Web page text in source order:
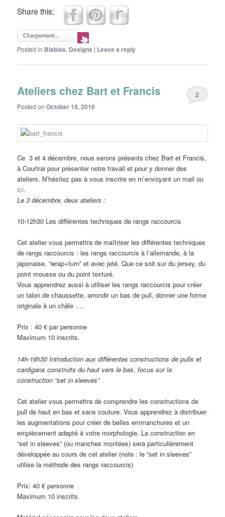
Share this:
Posted in Blablas, Designs | Leave a reply
Ateliers chez Bart et Francis
Posted onOctober 18, 2016
2
Ce 3 et 4 décembre, nous serons présents chez Bart et Francis,
à Courtrai pour présenter notre travail et pour y donner des
ateliers. N’hésitez pas à vous inscrire en m’envoyant un mail ou
ici.
Le 3 décembre, deux ateliers :
10-12h30 Les différentes techniques de rangs raccourcis
Cet atelier vous permettra de maîtriser les différentes techniques
de rangs raccourcis : les rangs raccourcis à l’allemande, à la
japonaise, “wrap+turn” et avec jeté. Que ce soit sur du jersey, du
point mousse ou du point texturé.
Vous apprendrez aussi à utiliser les rangs raccourcis pour créer
un talon de chaussette, arrondir un bas de pull, donner une forme
originale à un châle ….
Prix : 40 € par personne
Maximum 10 inscrits.
14h-16h30 Introduction aux différentes constructions de pulls et
cardigans construits du haut vers le bas, focus sur la
construction “set in sleeves”
Cet atelier vous permettra de comprendre les constructions de
pull de haut en bas et sans couture. Vous apprendrez à distribuer
les augmentations pour créer de belles emmanchures et un
empiècement adapté à votre morphologie. La construction en
“set in sleeves” (ou manches montées) sera particulièrement
développée au cours de cet atelier (note : le “set in sleeves”
utilise la méthode des rangs raccourcis)
Prix: 40 € personne
Maximum 10 inscrits.